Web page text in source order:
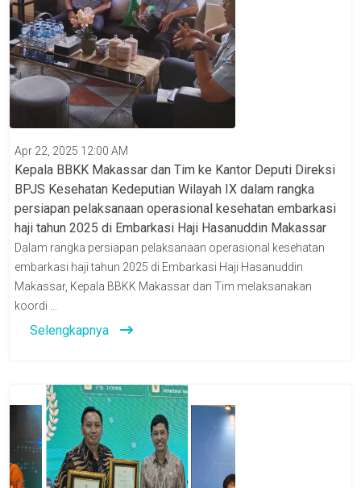
Apr 22, 2025 12:00 AM
Kepala BBKK Makassar dan Tim ke Kantor Deputi Direksi
BPJS Kesehatan Kedeputian Wilayah IX dalam rangka
persiapan pelaksanaan operasional kesehatan embarkasi
haji tahun 2025 di Embarkasi Haji Hasanuddin Makassar
Dalam rangka persiapan pelaksanaan operasional kesehatan
embarkasi haji tahun 2025 di Embarkasi Haji Hasanuddin
Makassar, Kepala BBKK Makassar dan Tim melaksanakan
koordi ...
Selengkapnya